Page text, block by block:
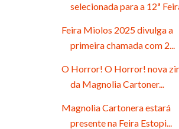
selecionada para a 12ª
Feira Miolos 2025 divulga a
primeira chamada com 2...
O Horror! O Horror! nova
da Magnolia Cartoner...
Magnolia Cartonera estará
presente na Feira Estopi...